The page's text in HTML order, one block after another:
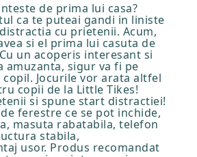
de prima lui casa?
ca te puteai gandi in liniste
cu prietenii. Acum,
si el prima lui casuta de
un acoperis interesant si
amuzanta, sigur va fi pe
Jocurile vor arata altfel
copii de la Little Tikes!
si spune start distractiei!
ferestre ce se pot inchide,
masuta rabatabila, telefon
stabila,
usor. Produs recomandat